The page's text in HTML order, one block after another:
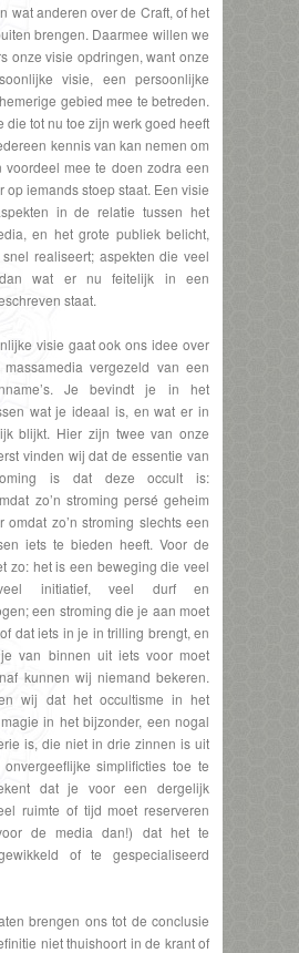
wat anderen over de Craft, of het
brengen. Daarmee willen we
onze visie opdringen, want onze
visie, een persoonlijke
gebied mee te betreden.
die tot nu toe zijn werk goed heeft
kennis van kan nemen om
mee te doen zodra een
op iemands stoep staat. Een visie
in de relatie tussen het
en het grote publiek belicht,
realiseert; aspekten die veel
wat er nu feitelijk in een
staat.
visie gaat ook ons idee over
vergezeld van een
Je bevindt je in het
wat je ideaal is, en wat er in
blijkt. Hier zijn twee van onze
vinden wij dat de essentie van
is dat deze occult is:
zo’n stroming persé geheim
omdat zo’n stroming slechts een
iets te bieden heeft. Voor de
zo: het is een beweging die veel
initiatief, veel durf en
een stroming die je aan moet
dat iets in je in trilling brengt, en
van binnen uit iets voor moet
kunnen wij niemand bekeren.
wij dat het occultisme in het
in het bijzonder, een nogal
is, die niet in drie zinnen is uit
simplificties toe te
dat je voor een dergelijk
ruimte of tijd moet reserveren
de media dan!) dat het te
of te gespecialiseerd
brengen ons tot de conclusie
niet thuishoort in de krant of